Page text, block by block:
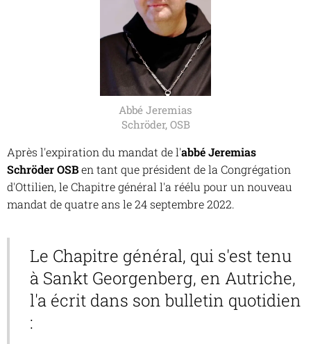
Abbé Jeremias
Schröder, OSB
Après l'expiration du mandat de l'abbé Jeremias
Schröder OSBen tant que président de la Congrégation
d'Ottilien, le Chapitre général l'a réélu pour un nouveau
mandat de quatre ans le 24 septembre 2022.
Le Chapitre général, qui s'est tenu
à Sankt Georgenberg, en Autriche,
l'a écrit dans son bulletin quotidien
: